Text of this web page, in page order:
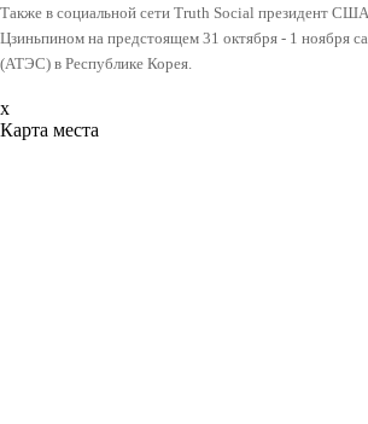
Также в социальной сети Truth Social президент
Цзиньпином на предстоящем 31 октября - 1 ноября
(АТЭС) в Республике Корея.
x
Карта места